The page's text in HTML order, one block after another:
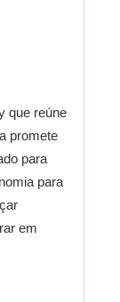
que reúne
promete
para
para
em